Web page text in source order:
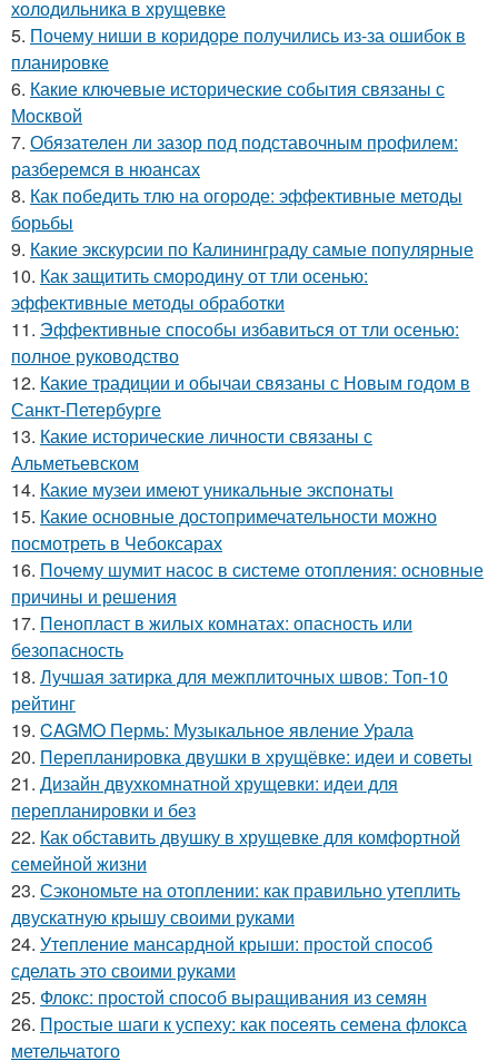
холодильника в хрущевке
5. Почему ниши в коридоре получились из-за ошибок в
планировке
6. Какие ключевые исторические события связаны с
Москвой
7. Обязателен ли зазор под подставочным профилем:
разберемся в нюансах
8. Как победить тлю на огороде: эффективные методы
борьбы
9. Какие экскурсии по Калининграду самые популярные
10. Как защитить смородину от тли осенью:
эффективные методы обработки
11. Эффективные способы избавиться от тли осенью:
полное руководство
12. Какие традиции и обычаи связаны с Новым годом в
Санкт-Петербурге
13. Какие исторические личности связаны с
Альметьевском
14. Какие музеи имеют уникальные экспонаты
15. Какие основные достопримечательности можно
посмотреть в Чебоксарах
16. Почему шумит насос в системе отопления: основные
причины и решения
17. Пенопласт в жилых комнатах: опасность или
безопасность
18. Лучшая затирка для межплиточных швов: Топ-10
рейтинг
19. CAGMO Пермь: Музыкальное явление Урала
20. Перепланировка двушки в хрущёвке: идеи и советы
21. Дизайн двухкомнатной хрущевки: идеи для
перепланировки и без
22. Как обставить двушку в хрущевке для комфортной
семейной жизни
23. Сэкономьте на отоплении: как правильно утеплить
двускатную крышу своими руками
24. Утепление мансардной крыши: простой способ
сделать это своими руками
25. Флокс: простой способ выращивания из семян
26. Простые шаги к успеху: как посеять семена флокса
метельчатого